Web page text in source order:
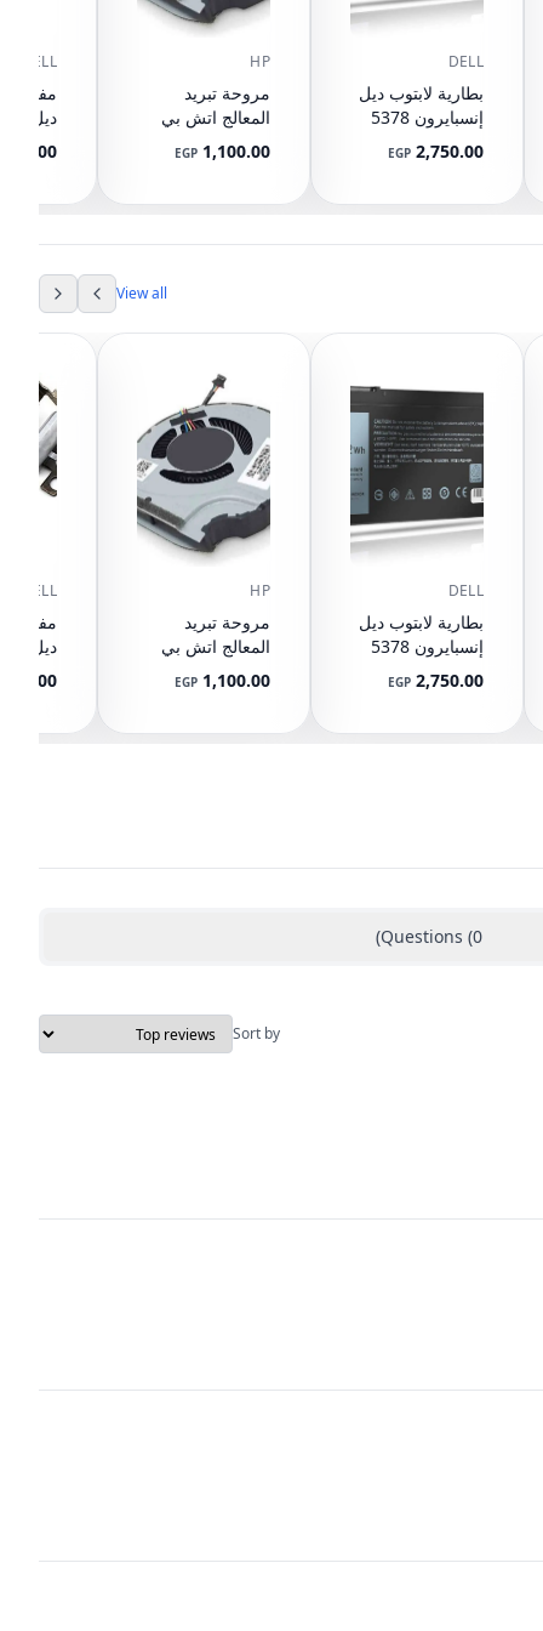
DELL
بطارية لابتوب ديل
إنسبايرون 5378
5565 5570 7560
7375 5379 17
WDX0R
2,750.00
EGP
HP
مروحة تبريد
المعالج اتش بي
L20335-001
1,100.00
EGP
DELL
مفصلات
380.00
View all
DELL
بطارية لابتوب ديل
إنسبايرون 5378
5565 5570 7560
WDX0R
2,750.00
EGP
HP
مروحة تبريد
المعالج اتش بي
L20335-001
1,100.00
EGP
DELL
مفصلات
380.00
Questions (0
)
Sort by